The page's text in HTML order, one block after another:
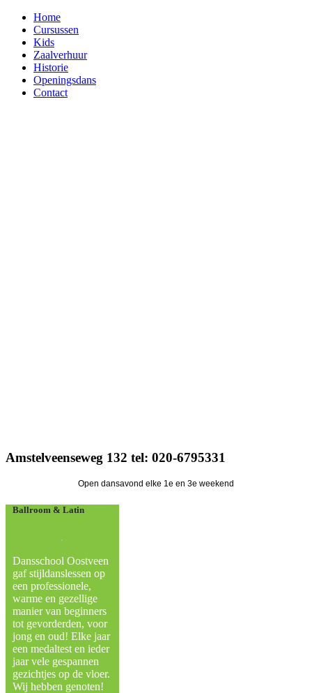
Home
Cursussen
Kids
Zaalverhuur
Historie
Openingsdans
Contact
Amstelveenseweg 132 tel: 020-6795331
Ballroom & Latin
Dansschool Oostveen
gaf stijldanslessen op
een professionele,
warme en gezellige
manier van beginners
tot gevorderden, voor
jong en oud! Elke jaar
een medaltest en ieder
jaar vele gespannen
gezichtjes op de vloer.
Wij hebben genoten!